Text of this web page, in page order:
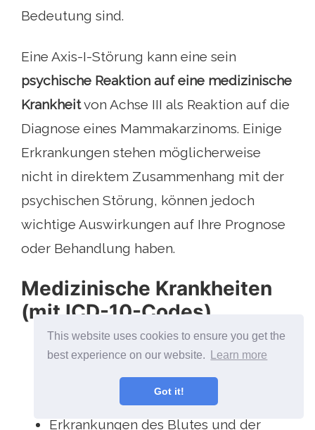
This website uses cookies to ensure you get the
best experience on our website.
Learn more
Got it!
Bedeutung sind.
Eine Axis-I-Störung kann eine sein
psychische Reaktion auf eine medizinische
Krankheitvon Achse III als Reaktion auf die
Diagnose eines Mammakarzinoms. Einige
Erkrankungen stehen möglicherweise
nicht in direktem Zusammenhang mit der
psychischen Störung, können jedoch
wichtige Auswirkungen auf Ihre Prognose
oder Behandlung haben.
Medizinische Krankheiten
(mit ICD-10-Codes)
Einige infektiöse und parasitäre
Krankheiten
Neoplasmen
Erkrankungen des Blutes und der